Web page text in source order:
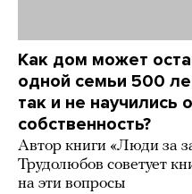
Как дом может
одной семьи 500
так и не научились
собственность?
Автор книги «Люди за
Трудолюбов советует
на эти вопросы